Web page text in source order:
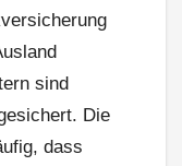
sind
Die
dass